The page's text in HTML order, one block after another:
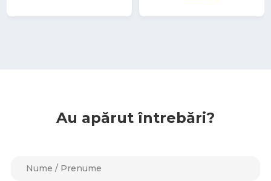
Au apărut întrebări?